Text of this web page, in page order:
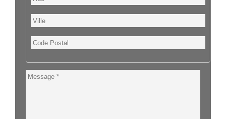
Ville
Code
Postal
Message